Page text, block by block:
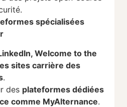
spécialisées
Welcome to the
sites carrière des
.
des plateformes dédiées
comme MyAlternance.